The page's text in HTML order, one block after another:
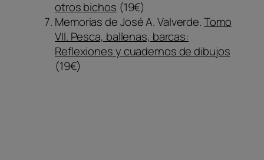
otros bichos (19€)
Memorias de José A. Valverde.Tomo
VII. Pesca, ballenas, barcas:
Reflexiones y cuadernos de dibujos
(19€)